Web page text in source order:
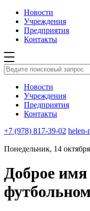
Новости
Учреждения
Предприятия
Контакты
Новости
Учреждения
Предприятия
Контакты
+7 (978) 817-39-02 helen-
Понедельник, 14
Доброе